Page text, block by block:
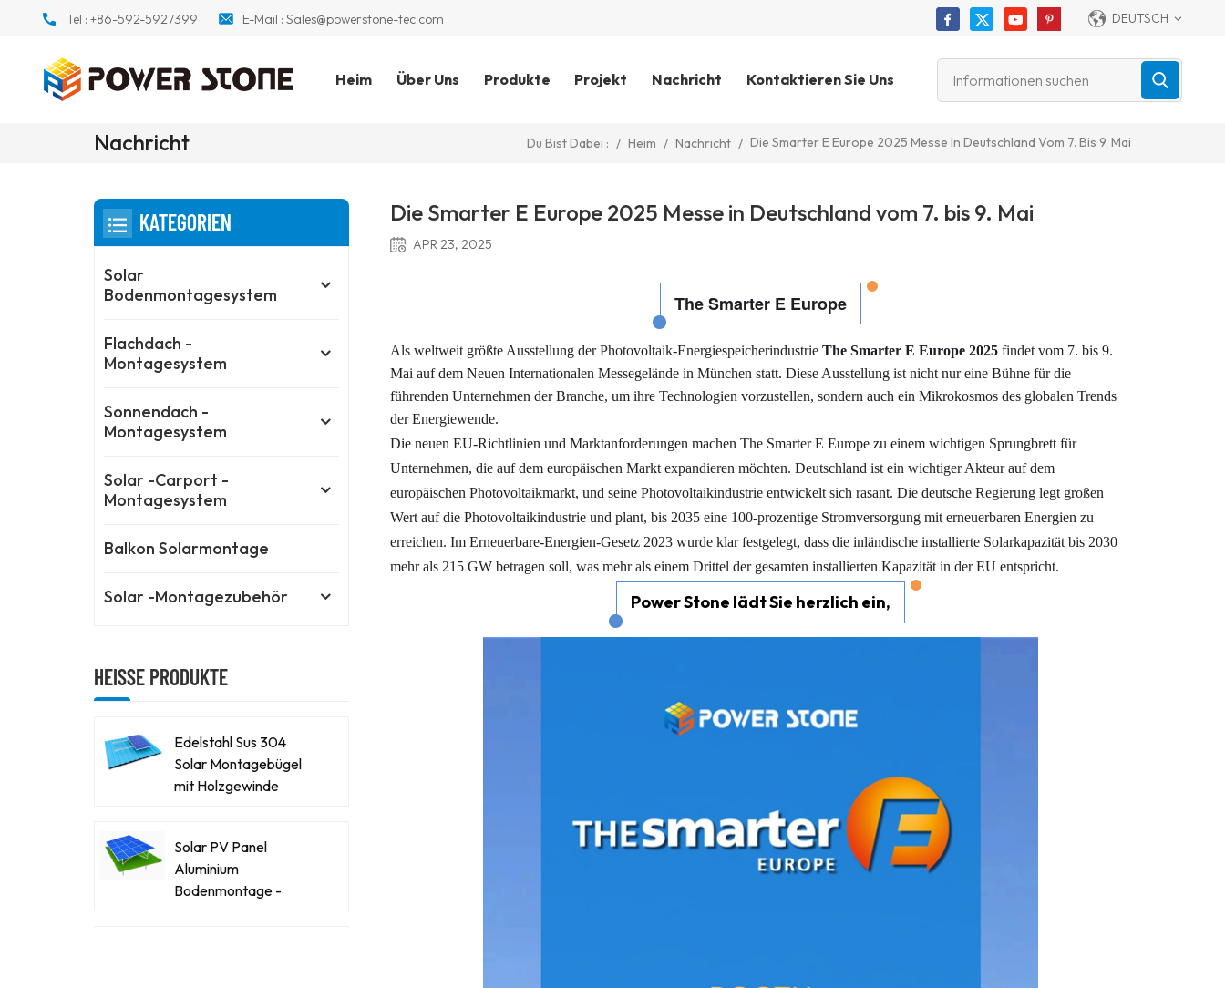
Tel :+86-592-5927399 E-Mail : Sales@powerstone-tec.com DEUTSCH
Heim Über Uns Produkte Projekt Nachricht Kontaktieren Sie Uns
Nachricht Du Bist Dabei : / Heim / Nachricht / Die Smarter E Europe 2025 Messe In Deutschland Vom 7. Bis 9. Mai
Die Smarter E Europe 2025 Messe in Deutschland vom 7. bis 9. Mai
APR 23, 2025
The Smarter E Europe
Als weltweit größte Ausstellung der Photovoltaik-Energiespeicherindustrie The Smarter E Europe 2025findet vom 7. bis 9.
Mai auf dem Neuen Internationalen Messegelände in München statt. Diese Ausstellung ist nicht nur eine Bühne für die
führenden Unternehmen der Branche, um ihre Technologien vorzustellen, sondern auch ein Mikrokosmos des globalen Trends
der Energiewende.
Die neuen EU-Richtlinien und Marktanforderungen machen The Smarter E Europe zu einem wichtigen Sprungbrett für
Unternehmen, die auf dem europäischen Markt expandieren möchten. Deutschland ist ein wichtiger Akteur auf dem
europäischen Photovoltaikmarkt, und seine Photovoltaikindustrie entwickelt sich rasant. Die deutsche Regierung legt großen
Wert auf die Photovoltaikindustrie und plant, bis 2035 eine 100-prozentige Stromversorgung mit erneuerbaren Energien zu
erreichen. Im Erneuerbare-Energien-Gesetz 2023 wurde klar festgelegt, dass die inländische installierte Solarkapazität bis 2030
mehr als 215 GW betragen soll, was mehr als einem Drittel der gesamten installierten Kapazität in der EU entspricht.
Power Stone lädt Sie herzlich ein,
KATEGORIEN
Solar
Bodenmontagesystem
Flachdach -
Montagesystem
Sonnendach -
Montagesystem
Solar -Carport -
Montagesystem
Balkon Solarmontage
Solar -Montagezubehör
HEISSE PRODUKTE
Edelstahl Sus 304
Solar Montagebügel
mit Holzgewinde
Solar PV Panel
Aluminium
Bodenmontage -